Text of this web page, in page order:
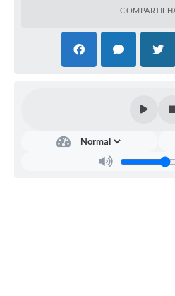
Legislação para Concurso
PNAB - CICLO 2
Prestação de Contas Secretária de